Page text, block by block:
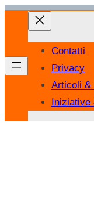
Vai
contenuto
Contatti
Privacy
Articoli &
Iniziative